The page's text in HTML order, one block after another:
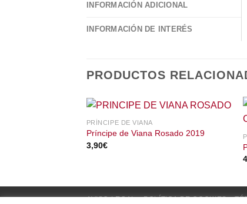
INFORMACIÓN ADICIONAL
INFORMACIÓN DE INTERÉS
PRODUCTOS
PRÍNCIPE DE VIANA
Príncipe de Viana Rosado 2019
3,90€
AVISO LEGAL POLÍTICA DE COOKIES